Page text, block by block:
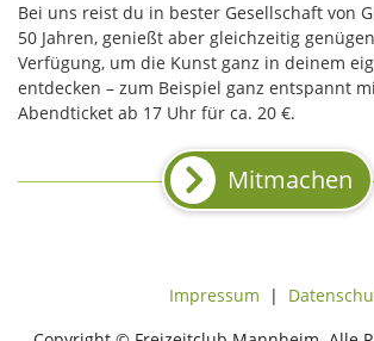
Bei uns reist du in bester Gesellschaft von
50 Jahren, genießt aber gleichzeitig
Verfügung, um die Kunst ganz in deinem
entdecken – zum Beispiel ganz entspannt
Abendticket ab 17 Uhr für ca. 20 €.
Mitmachen
Impressum |